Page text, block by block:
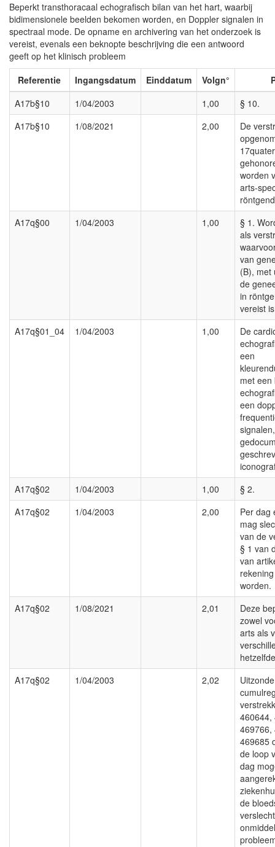
Beperkt transthoracaal echografisch bilan van het hart, waarbij
bidimensionele beelden bekomen worden, en Doppler signalen in
spectraal mode. De opname en archivering van het onderzoek is
vereist, evenals een beknopte beschrijving die een antwoord
geeft op het klinisch probleem
Referentie
Ingangsdatum Einddatum Volgn°
A17b§10
1/04/2003 1,00
§ 10.
A17b§10
1/08/2021 2,00
De
worden
arts-
A17q§00
1/04/2003 1,00
§ 1.
als
van
(B), met
de
in
vereist
A17q§01_04
1/04/2003 1,00
De
een
met een
een
signalen,
A17q§02
1/04/2003 1,00
§ 2.
A17q§02
1/04/2003 2,00
Per dag
mag
van de
§ 1 van
van
worden.
A17q§02
1/08/2021 2,01
Deze
zowel
arts als
A17q§02
1/04/2003 2,02
460644,
469766,
469685
de loop
dag
de